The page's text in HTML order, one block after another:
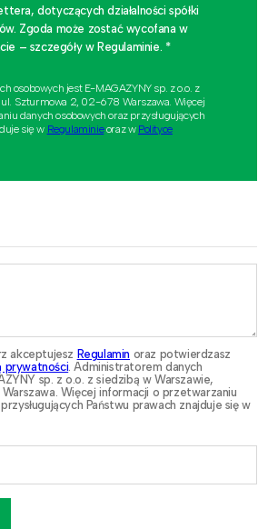
dotyczących działalności spółki
Zgoda może zostać wycofana w
– szczegóły w Regulaminie. *
osobowych jest E-MAGAZYNY sp. z o.o. z
ul. Szturmowa 2, 02-678 Warszawa. Więcej
danych osobowych oraz przysługujących
się w Regulaminieoraz w Polityce
akceptujesz Regulamin oraz potwierdzasz
prywatności . Administratorem danych
sp. z o.o. z siedzibą w Warszawie,
Więcej informacji o przetwarzaniu
Państwu prawach znajduje się w